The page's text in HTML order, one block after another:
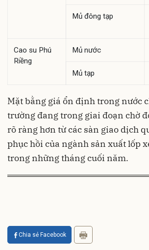
Mủ đông tạp
Cao su Phú
Riềng
Mủ nước
Mủ tạp
Mặt bằng giá ổn định trong nước
trường đang trong giai đoạn chờ
rõ ràng hơn từ các sàn giao dịch
phục hồi của ngành sản xuất lốp
trong những tháng cuối năm.
Chia sẻ Facebook